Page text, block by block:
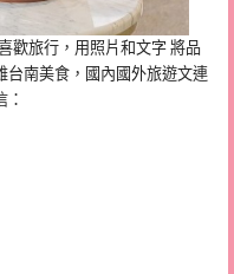
歡旅行，用照片和文字 將品
台南美食，國內國外旅遊文連